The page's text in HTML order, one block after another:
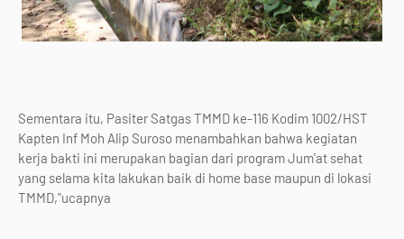
Sementara itu, Pasiter Satgas TMMD ke-116 Kodim 1002/HST
Kapten Inf Moh Alip Suroso menambahkan bahwa kegiatan
kerja bakti ini merupakan bagian dari program Jum'at sehat
yang selama kita lakukan baik di home base maupun di lokasi
TMMD,"ucapnya